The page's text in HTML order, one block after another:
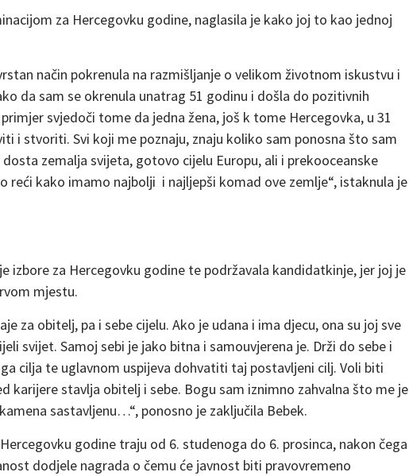
za Hercegovku godine, naglasila je kako joj to kao jednoj
način pokrenula na razmišljanje o velikom životnom iskustvu i
da sam se okrenula unatrag 51 godinu i došla do pozitivnih
svjedoči tome da jedna žena, još k tome Hercegovka, u 31
i stvoriti. Svi koji me poznaju, znaju koliko sam ponosna što sam
zemalja svijeta, gotovo cijelu Europu, ali i prekooceanske
reći kako imamo najbolji i najljepši komad ove zemlje“, istaknula je
izbore za Hercegovku godine te podržavala kandidatkinje, jer joj je
mjestu.
za obitelj, pa i sebe cijelu. Ako je udana i ima djecu, ona su joj sve
svijet. Samoj sebi je jako bitna i samouvjerena je. Drži do sebe i
cilja te uglavnom uspijeva dohvatiti taj postavljeni cilj. Voli biti
karijere stavlja obitelj i sebe. Bogu sam iznimno zahvalna što me je
sastavljenu…“, ponosno je zaključila Bebek.
godine traju od 6. studenoga do 6. prosinca, nakon čega
dodjele nagrada o čemu će javnost biti pravovremeno